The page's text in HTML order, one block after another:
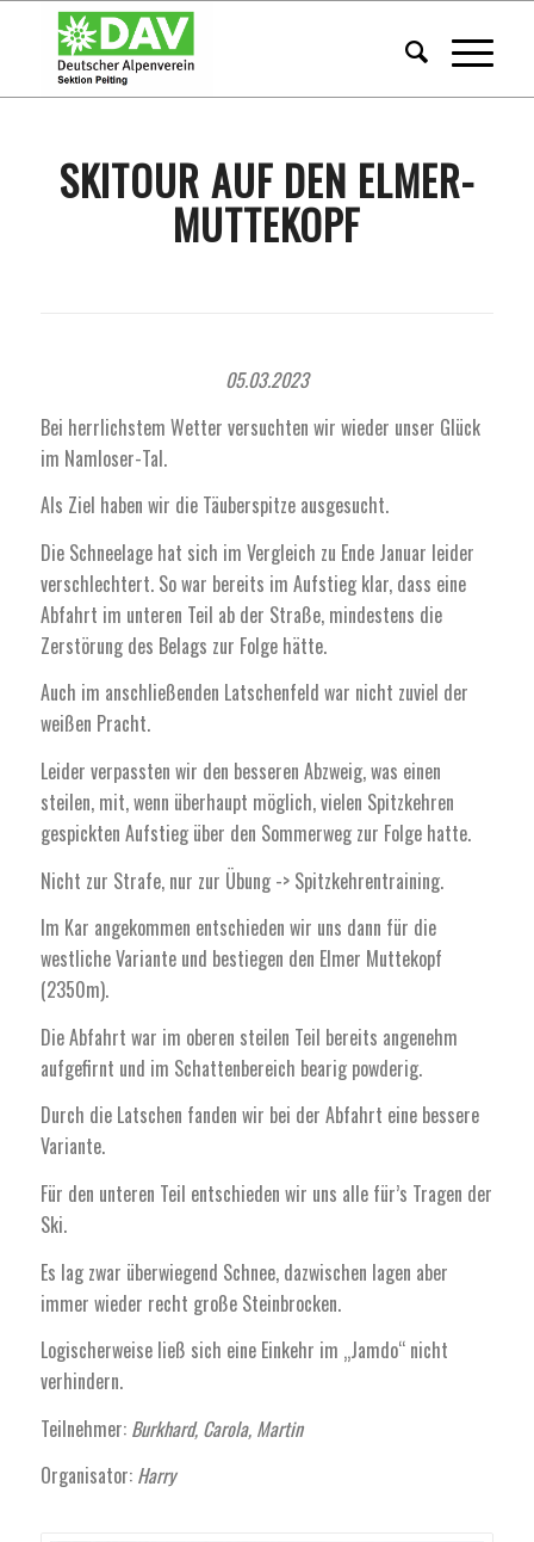
SKITOUR AUF DEN ELMER-
MUTTEKOPF
05.03.2023
Bei herrlichstem Wetter versuchten wir wieder unser Glück
im Namloser-Tal.
Als Ziel haben wir die Täuberspitze ausgesucht.
Die Schneelage hat sich im Vergleich zu Ende Januar leider
verschlechtert. So war bereits im Aufstieg klar, dass eine
Abfahrt im unteren Teil ab der Straße, mindestens die
Zerstörung des Belags zur Folge hätte.
Auch im anschließenden Latschenfeld war nicht zuviel der
weißen Pracht.
Leider verpassten wir den besseren Abzweig, was einen
steilen, mit, wenn überhaupt möglich, vielen Spitzkehren
gespickten Aufstieg über den Sommerweg zur Folge hatte.
Nicht zur Strafe, nur zur Übung -> Spitzkehrentraining.
Im Kar angekommen entschieden wir uns dann für die
westliche Variante und bestiegen den Elmer Muttekopf
(2350m).
Die Abfahrt war im oberen steilen Teil bereits angenehm
aufgefirnt und im Schattenbereich bearig powderig.
Durch die Latschen fanden wir bei der Abfahrt eine bessere
Variante.
Für den unteren Teil entschieden wir uns alle für’s Tragen der
Ski.
Es lag zwar überwiegend Schnee, dazwischen lagen aber
immer wieder recht große Steinbrocken.
Logischerweise ließ sich eine Einkehr im „Jamdo“ nicht
verhindern.
Teilnehmer: Burkhard, Carola, Martin
Organisator: Harry